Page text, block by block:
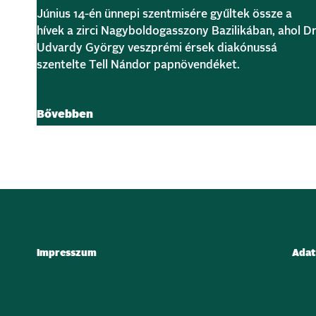
Június 14-én ünnepi szentmisére gyűltek össze a
hívek a zirci Nagyboldogasszony Bazilikában, ahol
Udvardy György veszprémi érsek diakónussá
szentelte Tell Nándor papnövendéket.
Bővebben
Impresszum